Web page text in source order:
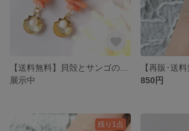
展示中
850円
残り1点